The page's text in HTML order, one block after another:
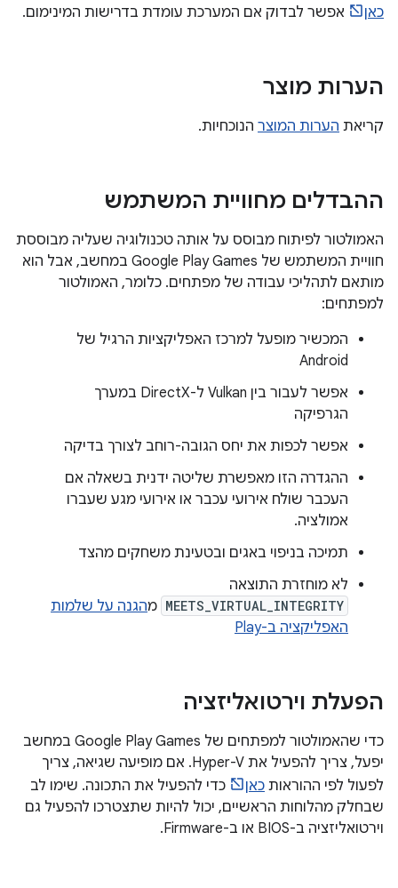
כאן אפשר לבדוק אם המערכת עומדת בדרישות המינימום.
הערות מוצר
קריאת הערות המוצר הנוכחיות.
ההבדלים מחוויית המשתמש
האמולטור לפיתוח מבוסס על אותה טכנולוגיה שעליה מבוססת
חוויית המשתמש של Google Play Games במחשב, אבל הוא
מותאם לתהליכי עבודה של מפתחים. כלומר, האמולטור
למפתחים:
המכשיר מופעל למרכז האפליקציות הרגיל של
Android
אפשר לעבור בין Vulkan ל-DirectX במערך
הגרפיקה
אפשר לכפות את יחס הגובה-רוחב לצורך בדיקה
ההגדרה הזו מאפשרת שליטה ידנית בשאלה אם
העכבר שולח אירועי עכבר או אירועי מגע שעברו
אמולציה.
תמיכה בניפוי באגים ובטעינת משחקים מהצד
לא מוחזרת התוצאה
MEETS_VIRTUAL_INTEGRITY מהגנה על שלמות
האפליקציה ב-Play
הפעלת וירטואליזציה
כדי שהאמולטור למפתחים של Google Play Games במחשב
יפעל, צריך להפעיל את Hyper-V. אם מופיעה שגיאה, צריך
לפעול לפי ההוראות כאן
כדי להפעיל את התכונה. שימו לב
שבחלק מהלוחות הראשיים, יכול להיות שתצטרכו להפעיל גם
וירטואליזציה ב-BIOS או ב-Firmware.